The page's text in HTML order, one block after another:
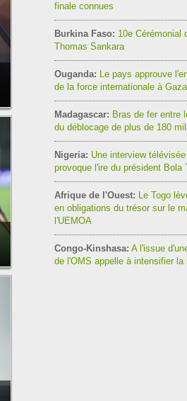
finale connues
Burkina Faso: 10e Cérémonial
Thomas Sankara
Ouganda: Le pays approuve
de la force internationale à Gaza
Madagascar: Bras de fer entre
du déblocage de plus de 180
Nigeria: Une interview
provoque l'ire du président Bola
Afrique de l'Ouest: Le Togo
en obligations du trésor sur le
l'UEMOA
Congo-Kinshasa: A l'issue
de l'OMS appelle à intensifier la